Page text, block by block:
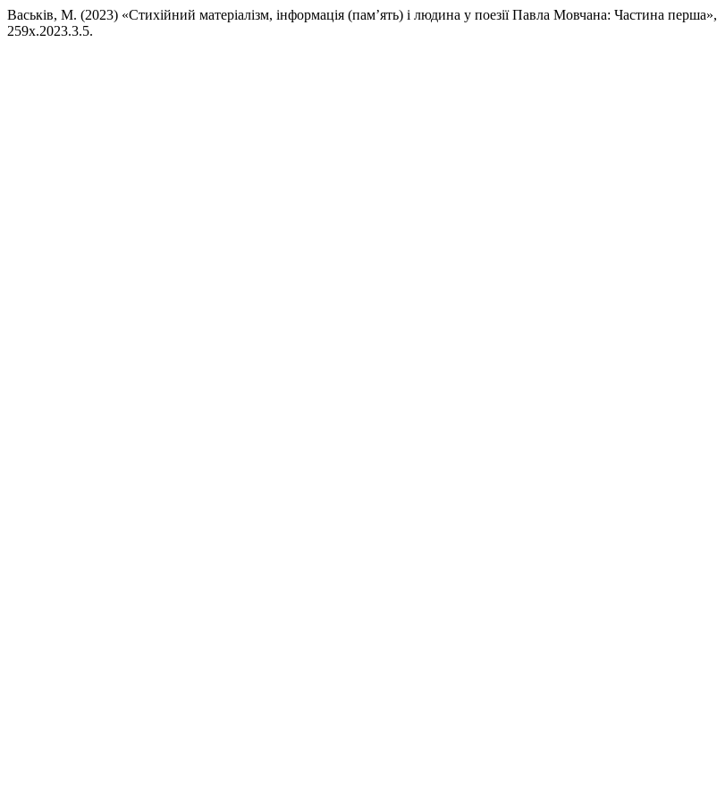
Васьків, М. (2023) «Стихійний матеріалізм, інформація (пам’ять) і людина у поезії Павла Мовчана: Частина перша»,
259x.2023.3.5.